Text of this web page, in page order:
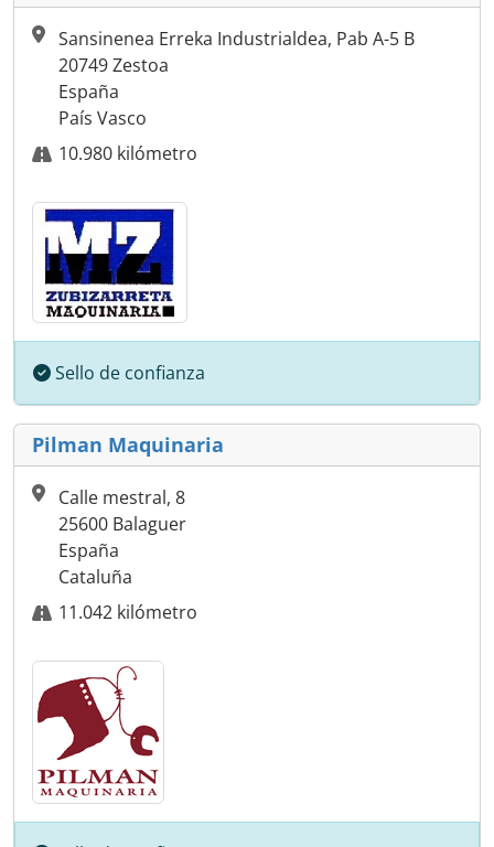
Sansinenea Erreka Industrialdea, Pab A-5 B
20749 Zestoa
España
País Vasco
10.980 kilómetro
Sello de confianza
Pilman Maquinaria
Calle mestral, 8
25600 Balaguer
España
Cataluña
11.042 kilómetro